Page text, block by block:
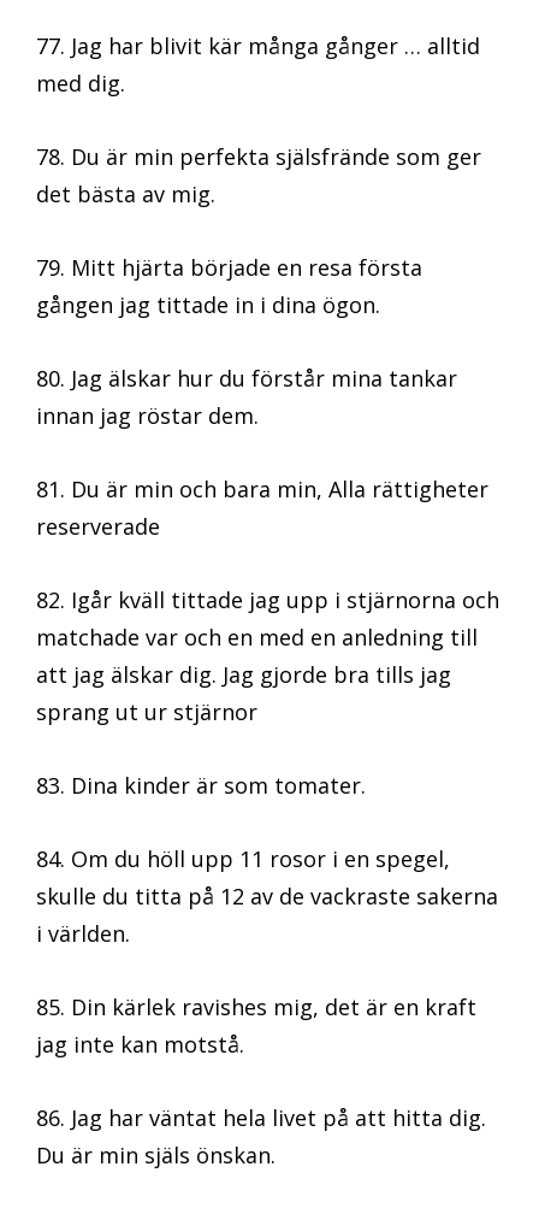
77. Jag har blivit kär många gånger … alltid
med dig.
78. Du är min perfekta själsfrände som ger
det bästa av mig.
79. Mitt hjärta började en resa första
gången jag tittade in i dina ögon.
80. Jag älskar hur du förstår mina tankar
innan jag röstar dem.
81. Du är min och bara min, Alla rättigheter
reserverade
82. Igår kväll tittade jag upp i stjärnorna och
matchade var och en med en anledning till
att jag älskar dig. Jag gjorde bra tills jag
sprang ut ur stjärnor
83. Dina kinder är som tomater.
84. Om du höll upp 11 rosor i en spegel,
skulle du titta på 12 av de vackraste sakerna
i världen.
85. Din kärlek ravishes mig, det är en kraft
jag inte kan motstå.
86. Jag har väntat hela livet på att hitta dig.
Du är min själs önskan.